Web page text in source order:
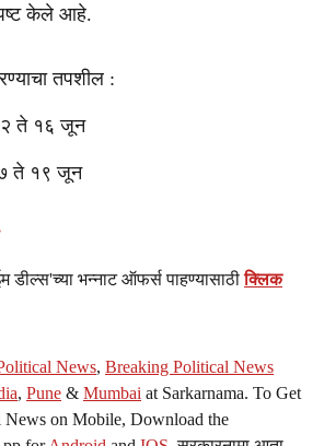
केले आहे.
तपशील :
२ ते १६ जून
ते १९ जून
डील्स'च्या भन्नाट ऑफर्स पाहण्यासाठीक्लिक
News, Breaking Political News
, Pune & Mumbai at Sarkarnama. To Get
on Mobile, Download the